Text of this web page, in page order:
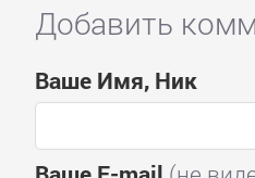
Добавить
Ваше Имя, Ник